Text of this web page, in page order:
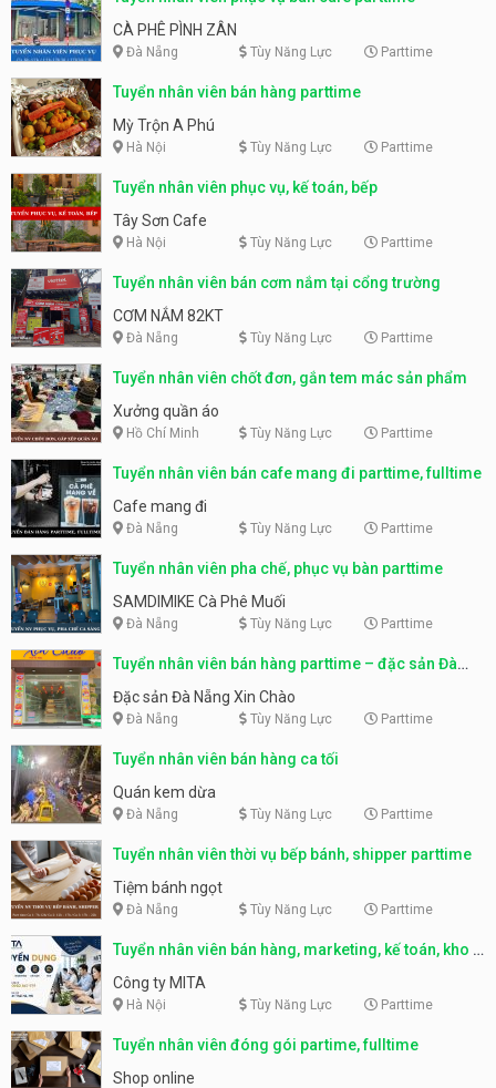
CÀ PHÊ PÌNH ZÂN
Đà Nẵng Tùy Năng Lực Parttime
Tuyển nhân viên bán hàng parttime
Mỳ Trộn A Phú
Hà Nội Tùy Năng Lực Parttime
Tuyển nhân viên phục vụ, kế toán, bếp
Tây Sơn Cafe
Hà Nội Tùy Năng Lực Parttime
Tuyển nhân viên bán cơm nắm tại cổng trường
CƠM NẮM 82KT
Đà Nẵng Tùy Năng Lực Parttime
Tuyển nhân viên chốt đơn, gắn tem mác sản phẩm
Xưởng quần áo
Hồ Chí Minh Tùy Năng Lực Parttime
Tuyển nhân viên bán cafe mang đi parttime, fulltime
Cafe mang đi
Đà Nẵng Tùy Năng Lực Parttime
Tuyển nhân viên pha chế, phục vụ bàn parttime
SAMDIMIKE Cà Phê Muối
Đà Nẵng Tùy Năng Lực Parttime
Tuyển nhân viên bán hàng parttime – đặc sản Đà
Nẵng
Đặc sản Đà Nẵng Xin Chào
Đà Nẵng Tùy Năng Lực Parttime
Tuyển nhân viên bán hàng ca tối
Quán kem dừa
Đà Nẵng Tùy Năng Lực Parttime
Tuyển nhân viên thời vụ bếp bánh, shipper parttime
Tiệm bánh ngọt
Đà Nẵng Tùy Năng Lực Parttime
Tuyển nhân viên bán hàng, marketing, kế toán, kho –
parttime, fulltime
Công ty MITA
Hà Nội Tùy Năng Lực Parttime
Tuyển nhân viên đóng gói partime, fulltime
Shop online